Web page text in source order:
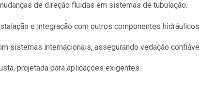
de direção fluidas em sistemas de tubulação.
e integração com outros componentes
sistemas internacionais, assegurando vedação
projetada para aplicações exigentes.